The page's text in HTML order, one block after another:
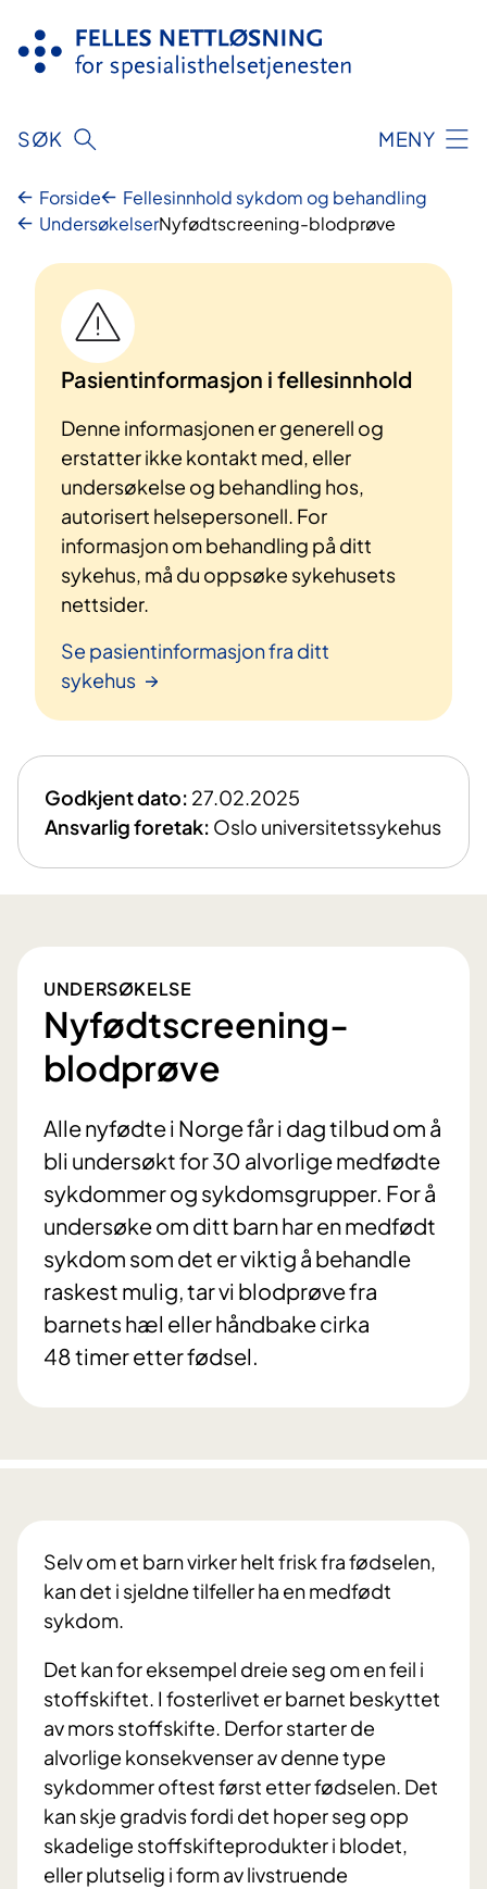
innhold
SØK MENY
Forside
Fellesinnhold sykdom og behandling
UndersøkelserNyfødtscreening-blodprøve
Pasientinformasjon i fellesinnhold
Denne informasjonen er generell og
erstatter ikke kontakt med, eller
undersøkelse og behandling hos,
autorisert helsepersonell. For
informasjon om behandling på ditt
sykehus, må du oppsøke sykehusets
nettsider.
Se pasientinformasjon fra ditt
sykehus
Godkjent dato: 27.02.2025
Ansvarlig foretak: Oslo universitetssykehus
UNDERSØKELSE
Nyfødtscreening-
blodprøve
Alle nyfødte i Norge får i dag tilbud om å
bli undersøkt for 30 alvorlige medfødte
sykdommer og sykdomsgrupper. For å
undersøke om ditt barn har en medfødt
sykdom som det er viktig å behandle
raskest mulig, tar vi blodprøve fra
barnets hæl eller håndbake cirka
48 timer etter fødsel.
Selv om et barn virker helt frisk fra fødselen,
kan det i sjeldne tilfeller ha en medfødt
sykdom.
Det kan for eksempel dreie seg om en feil i
stoffskiftet. I fosterlivet er barnet beskyttet
av mors stoffskifte. Derfor starter de
alvorlige konsekvenser av denne type
sykdommer oftest først etter fødselen. Det
kan skje gradvis fordi det hoper seg opp
skadelige stoffskifteprodukter i blodet,
eller plutselig i form av livstruende